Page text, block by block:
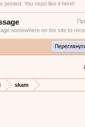
posted. You must like it here!
somewhere on the site to
skam